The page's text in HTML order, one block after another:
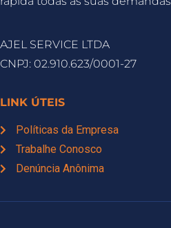
AJEL SERVICE LTDA
CNPJ: 02.910.623/0001-27
LINK ÚTEIS
Políticas da Empresa
Trabalhe Conosco
Denúncia Anônima